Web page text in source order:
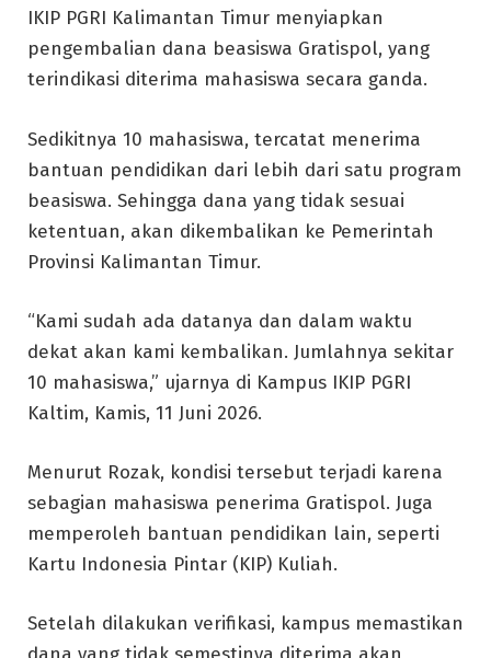
IKIP PGRI Kalimantan Timur menyiapkan
pengembalian dana beasiswa Gratispol, yang
terindikasi diterima mahasiswa secara ganda.
Sedikitnya 10 mahasiswa, tercatat menerima
bantuan pendidikan dari lebih dari satu program
beasiswa. Sehingga dana yang tidak sesuai
ketentuan, akan dikembalikan ke Pemerintah
Provinsi Kalimantan Timur.
“Kami sudah ada datanya dan dalam waktu
dekat akan kami kembalikan. Jumlahnya sekitar
10 mahasiswa,” ujarnya di Kampus IKIP PGRI
Kaltim, Kamis, 11 Juni 2026.
Menurut Rozak, kondisi tersebut terjadi karena
sebagian mahasiswa penerima Gratispol. Juga
memperoleh bantuan pendidikan lain, seperti
Kartu Indonesia Pintar (KIP) Kuliah.
Setelah dilakukan verifikasi, kampus memastikan